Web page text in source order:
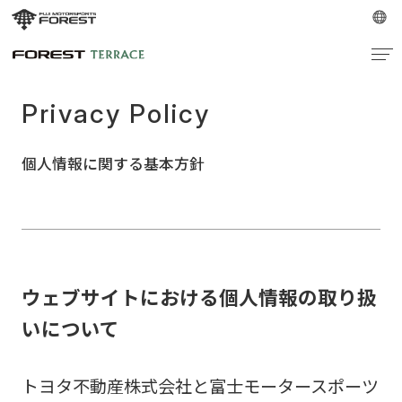
Privacy Policy
個人情報に関する基本方針
ウェブサイトにおける個人情報の取り扱
いについて
トヨタ不動産株式会社と富士モータースポーツ